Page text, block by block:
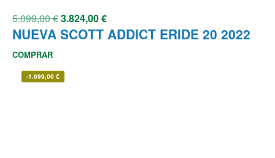
5.099,00€3.824,00€
NUEVA SCOTT ADDICT ERIDE 20 2022
COMPRAR
-1.699,00 €